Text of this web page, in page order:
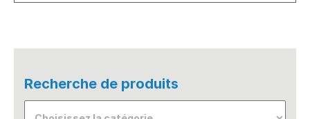
Recherche de produits